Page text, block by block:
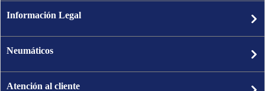
Información Legal
Neumáticos
Atención al cliente